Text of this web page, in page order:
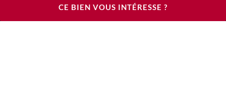
CE BIEN VOUS INTÉRESSE ?
BARNES LUXURY RENTALS - HEAD OFFICE